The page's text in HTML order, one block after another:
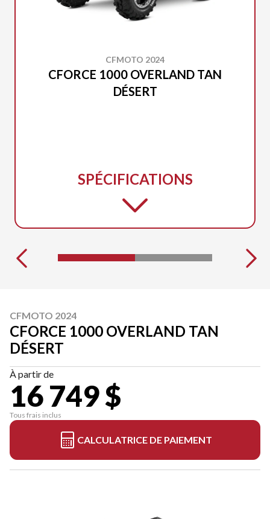
CFMOTO 2024
CFORCE 1000 OVERLAND TAN
DÉSERT
SPÉCIFICATIONS
CFMOTO 2024
CFORCE 1000 OVERLAND TAN
DÉSERT
À partir de
16 749 $
Tous frais inclus
CALCULATRICE DE PAIEMENT